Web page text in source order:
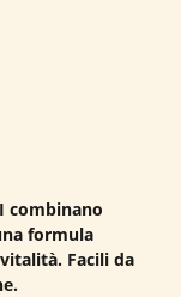
combinano
formula
Facili da